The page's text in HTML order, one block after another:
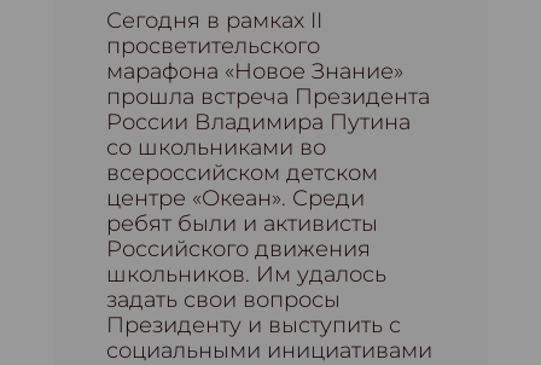
Сегодня в рамках II
просветительского
марафона «Новое Знание»
прошла встреча Президента
России Владимира Путина
со школьниками во
всероссийском детском
центре «Океан». Среди
ребят были и активисты
Российского движения
школьников. Им удалось
задать свои вопросы
Президенту и выступить с
социальными инициативами